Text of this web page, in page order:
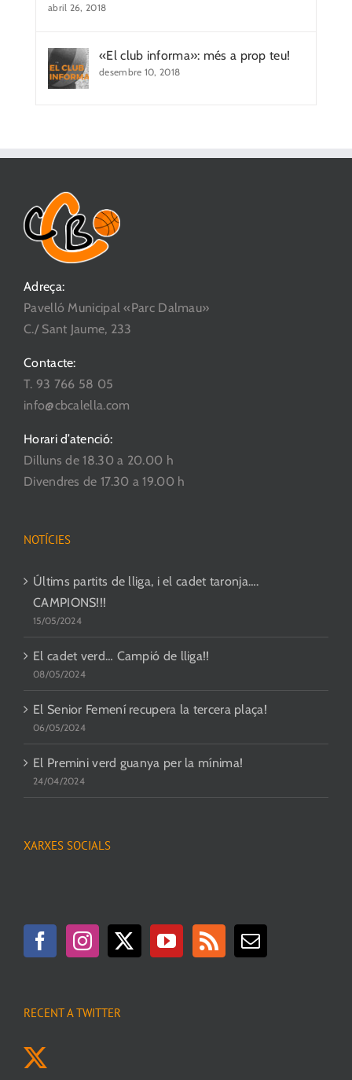
abril 26, 2018
«El club informa»: més a prop teu!
desembre 10, 2018
Adreça:
Pavelló Municipal «Parc Dalmau»
C./ Sant Jaume, 233
Contacte:
T. 93 766 58 05
info@cbcalella.com
Horari d’atenció:
Dilluns de 18.30 a 20.00 h
Divendres de 17.30 a 19.00 h
NOTÍCIES
Últims partits de lliga, i el cadet taronja….
CAMPIONS!!!
15/05/2024
El cadet verd… Campió de lliga!!
08/05/2024
El Senior Femení recupera la tercera plaça!
06/05/2024
El Premini verd guanya per la mínima!
24/04/2024
XARXES SOCIALS
RECENT A TWITTER